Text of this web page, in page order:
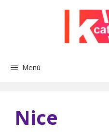
Menú
Nice